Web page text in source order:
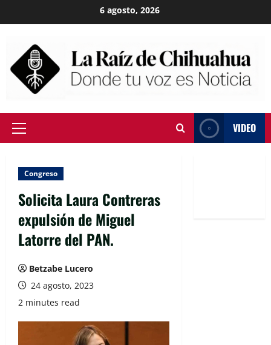
to
6 agosto, 2026
Primary
VIDEO
Congreso
Solicita Laura Contreras
expulsión de Miguel
Latorre del PAN.
Betzabe Lucero
24 agosto, 2023
2 minutes read